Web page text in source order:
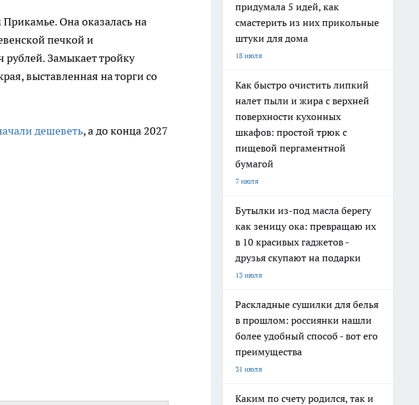
Прикамье. Она оказалась на
печкой и
рублей. Замыкает тройку
выставленная на торги со
дешеветь, а до конца 2027
придумала 5 идей, как
смастерить из них прикольные
штуки для дома
18 июля
Как быстро очистить липкий
налет пыли и жира с верхней
поверхности кухонных
шкафов: простой трюк с
пищевой пергаментной
бумагой
7 июля
Бутылки из-под масла берегу
как зеницу ока: превращаю их
в 10 красивых гаджетов -
друзья скупают на подарки
13 июля
Раскладные сушилки для белья
в прошлом: россиянки нашли
более удобный способ - вот его
преимущества
31 июля
Каким по счету родился, так и